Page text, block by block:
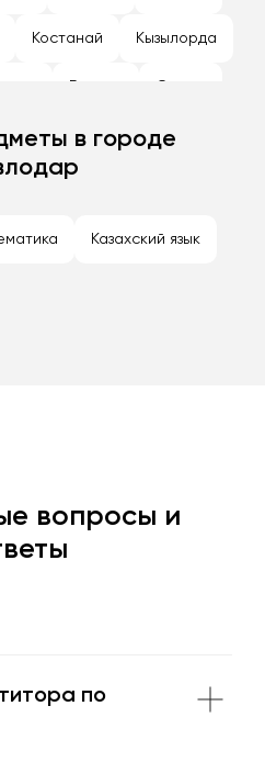
Костанай Кызылорда
Темиртау Туркестан
в городе
Казахский язык
вопросы и
по